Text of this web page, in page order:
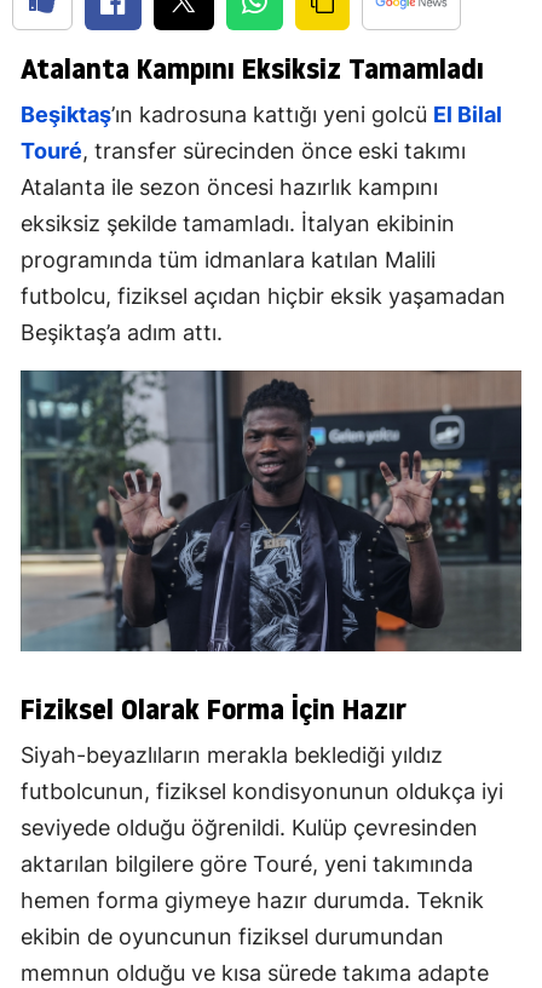
Atalanta Kampını Eksiksiz Tamamladı
Beşiktaş’ın kadrosuna kattığı yeni golcü El Bilal
Touré, transfer sürecinden önce eski takımı
Atalanta ile sezon öncesi hazırlık kampını
eksiksiz şekilde tamamladı. İtalyan ekibinin
programında tüm idmanlara katılan Malili
futbolcu, fiziksel açıdan hiçbir eksik yaşamadan
Beşiktaş’a adım attı.
Fiziksel Olarak Forma İçin Hazır
Siyah-beyazlıların merakla beklediği yıldız
futbolcunun, fiziksel kondisyonunun oldukça iyi
seviyede olduğu öğrenildi. Kulüp çevresinden
aktarılan bilgilere göre Touré, yeni takımında
hemen forma giymeye hazır durumda. Teknik
ekibin de oyuncunun fiziksel durumundan
memnun olduğu ve kısa sürede takıma adapte